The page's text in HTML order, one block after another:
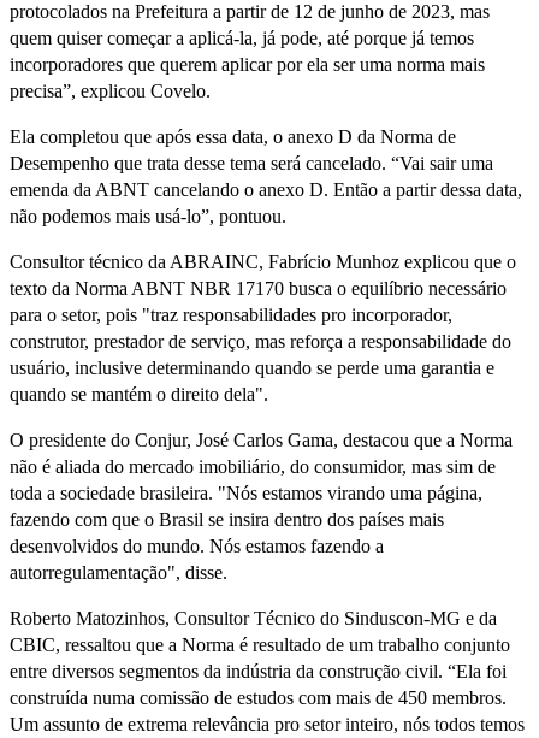
protocolados na Prefeitura a partir de 12 de junho de 2023, mas
quem quiser começar a aplicá-la, já pode, até porque já temos
incorporadores que querem aplicar por ela ser uma norma mais
precisa”, explicou Covelo.
Ela completou que após essa data, o anexo D da Norma de
Desempenho que trata desse tema será cancelado. “Vai sair uma
emenda da ABNT cancelando o anexo D. Então a partir dessa data,
não podemos mais usá-lo”, pontuou.
Consultor técnico da ABRAINC, Fabrício Munhoz explicou que o
texto da Norma ABNT NBR 17170 busca o equilíbrio necessário
para o setor, pois "traz responsabilidades pro incorporador,
construtor, prestador de serviço, mas reforça a responsabilidade do
usuário, inclusive determinando quando se perde uma garantia e
quando se mantém o direito dela".
O presidente do Conjur, José Carlos Gama, destacou que a Norma
não é aliada do mercado imobiliário, do consumidor, mas sim de
toda a sociedade brasileira. "Nós estamos virando uma página,
fazendo com que o Brasil se insira dentro dos países mais
desenvolvidos do mundo. Nós estamos fazendo a
autorregulamentação", disse.
Roberto Matozinhos, Consultor Técnico do Sinduscon-MG e da
CBIC, ressaltou que a Norma é resultado de um trabalho conjunto
entre diversos segmentos da indústria da construção civil. “Ela foi
construída numa comissão de estudos com mais de 450 membros.
Um assunto de extrema relevância pro setor inteiro, nós todos temos